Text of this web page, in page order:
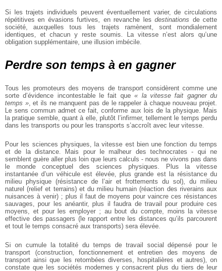
Si les trajets individuels peuvent éventuellement varier, de circulations
répétitives en évasions furtives, en revanche lesdestinations de cette
société, auxquelles tous les trajets ramènent, sont mondialement
identiques, et chacun y reste soumis. La vitesse n’est alors qu’une
obligation supplémentaire, une illusion imbécile.
Perdre son temps à en gagner
Tous les promoteurs des moyens de transport considèrent comme une
sorte d’évidence incontestable le fait que« la vitesse fait gagner du
temps », et ils ne manquent pas de le rappeler à chaque nouveau projet.
Le sens commun admet ce fait, conforme aux lois de la physique. Mais
la pratique semble, quant à elle, plutôt l’infirmer, tellement le temps perdu
dans les transports ou pour les transports s’accroît avec leur vitesse.
Pour les sciences physiques, la vitesse est bien une fonction du temps
et de la distance. Mais pour le malheur des technocrates - qui ne
semblent guère aller plus loin que leurs calculs - nous ne vivons pas dans
le monde conceptuel des sciences physiques. Plus la vitesse
instantanée d’un véhicule est élevée, plus grande est la résistance du
milieu physique (résistance de l’air et frottements du sol), du milieu
naturel (relief et terrains) et du milieu humain (réaction des riverains aux
nuisances à venir) ; plus il faut de moyens pour vaincre ces résistances
sauvages, pour les anéantir, plus il faudra de travail pour produire ces
moyens, et pour les employer ; au bout du compte, moins la vitesse
effective des passagers (le rapport entre les distances qu’ils parcourent
et tout le temps consacré aux transports) sera élevée.
Si on cumule la totalité du temps de travail social dépensé pour le
transport (construction, fonctionnement et entretien des moyens de
transport ainsi que les retombées diverses, hospitalières et autres), on
constate que les sociétés modernes y consacrent plus du tiers de leur